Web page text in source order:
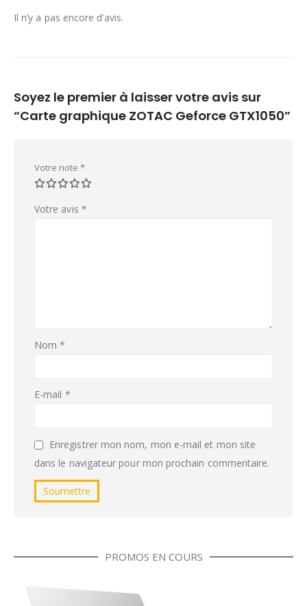
Il n’y a pas encore d’avis.
Soyez le premier à laisser votre avis sur
“Carte graphique ZOTAC Geforce GTX1050”
Votre note *
Votre avis *
Nom*
E-mail *
Enregistrer mon nom, mon e-mail et mon site
dans le navigateur pour mon prochain commentaire.
PROMOS EN COURS